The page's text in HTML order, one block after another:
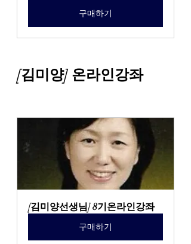
구매하기
[김미양] 온라인강좌
[김미양선생님] 8기온라인강좌
구매하기